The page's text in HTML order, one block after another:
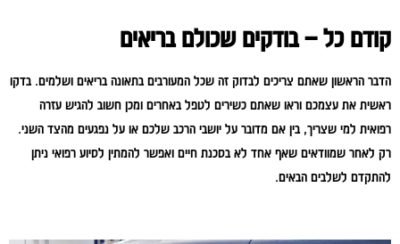
קודם כל – בודקים שכולם בריאים
הדבר הראשון שאתם צריכים לבדוק זה שכל המעורבים בתאונה בריאים ושלמים. בדקו
ראשית את עצמכם וראו שאתם כשירים לטפל באחרים ומכן חשוב להגיש עזרה
רפואית למי שצריך, בין אם מדובר על יושבי הרכב שלכם או על נפגעים מהצד השני.
רק לאחר שמוודאים שאף אחד לא בסכנת חיים ואפשר להמתין לסיוע רפואי ניתן
להתקדם לשלבים הבאים.